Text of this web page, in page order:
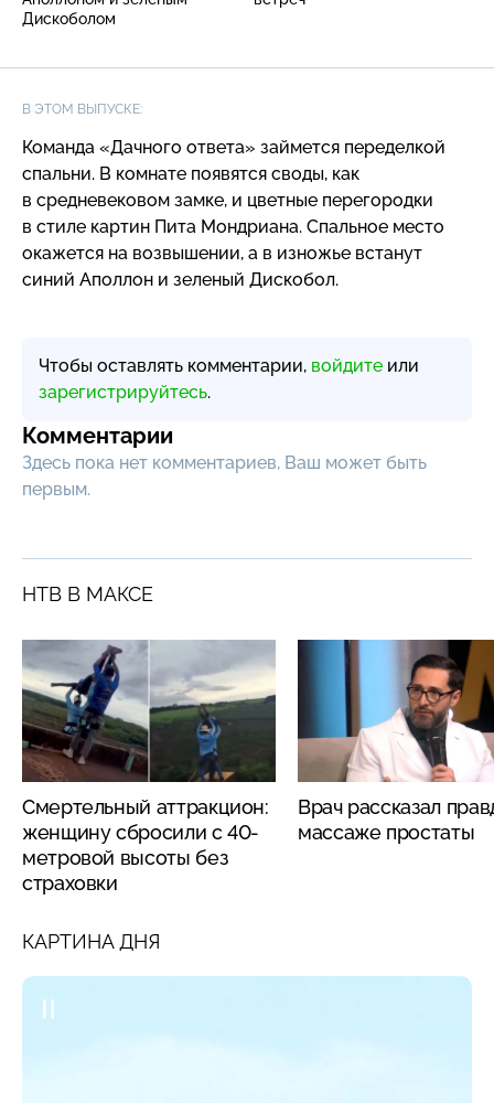
Дискоболом
В ЭТОМ ВЫПУСКЕ:
Команда «Дачного ответа» займется переделкой
спальни. В комнате появятся своды, как
в средневековом замке, и цветные перегородки
в стиле картин Пита Мондриана. Спальное место
окажется на возвышении, а в изножье встанут
синий Аполлон и зеленый Дискобол.
Чтобы оставлять комментарии, войдите или
зарегистрируйтесь.
Комментарии
Здесь пока нет комментариев, Ваш может быть
первым.
НТВ В МАКСЕ
Смертельный аттракцион:
женщину сбросили с 40-
метровой высоты без
страховки
Врач рассказал
массаже простаты
КАРТИНА ДНЯ